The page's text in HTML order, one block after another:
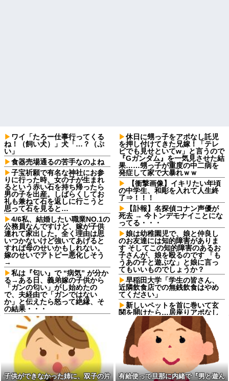
ワイ「たろー仕事行ってくる
ね！（飼い犬）」犬「…？（ぷ
い」
食器売場通るの苦手なのよね
子宝祈願で有名な神社にお参
りに行った時、女の子が生まれ
るという赤い石を持ち帰ったら
男の子を出産。しばらくしてお
礼も兼ねて石を返しに行こうと
思って石を見ると…
4/6私、結婚したい職業NO.1の
公務員なんですけど、嫁が子供
連れて家出した。全く理由は思
いつかないけど強いてあげると
すれば母のせいかもしれない。
嫁のせいでアトピー悪化しそう
→
私は『匂い』で “病気” が分か
る→ある日、義弟嫁の子供から
「ガンの匂い」がし始めたの
で、夫経由で「ガンではない
か」と伝えたら怒って絶縁、そ
の結果・・・
生理の予定が８月６日なんだ
けど７月２９日にドバッと鮮血
でたから生理かな？って思った
のよね
元夫「会社をクビになっ
た…」私「そうなんだ…」→フ
リン相手と再婚した元夫の転落
を聞いて複雑な気持ちになり…
休日に甥っ子をアポなし託児
を押し付けてきた兄嫁！「テレ
ビでも見せといてw」と言うので
『Gガンダム』を一気見させた結
果……甥っ子が重度の中二病を
発症して家で大暴れｗｗ
【衝撃画像】イキリたい年頃
の中学生、和彫を入れて人生終
了⇒！！！
【訃報】名探偵コナン声優が
死去 → 今トンデモナイことにな
ってる・・・
娘は幼稚園児で、娘と仲良し
のお友達には知的障害がありま
す そしてこの知的障害のあるお
子さんが、娘を殴るのです 「も
うあの子と遊ぶな」と娘に言っ
てもいいものでしょうか？
早稲田大学「学生の皆さん、
近隣飲食店での無銭飲食はやめ
てください」
新しいペットを首に巻いて玄
関を開けたら…居座りアポなし
トメと鉢合わせ！絶叫して20秒
で逃亡したトメ「捨てないと二
度と行ってあげない！」←もう
来なくて大丈夫ですｗ
親父が自転車で事故った。そ
の時コケた親父が荷物で腹を突
いて胃袋が切れ、5時間を超える
手術をすることに。手術は修羅
子供ができなかった姉に、双子の片
有給使って旦那に内緒で『男と遊ん